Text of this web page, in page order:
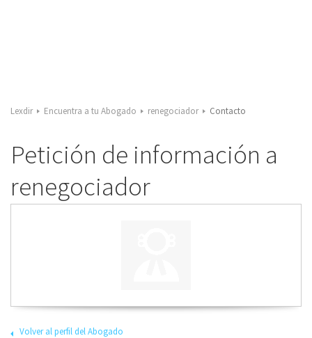
Lexdir Encuentra a tu Abogado renegociador Contacto
Petición de información a
renegociador
Volver al perfil del Abogado